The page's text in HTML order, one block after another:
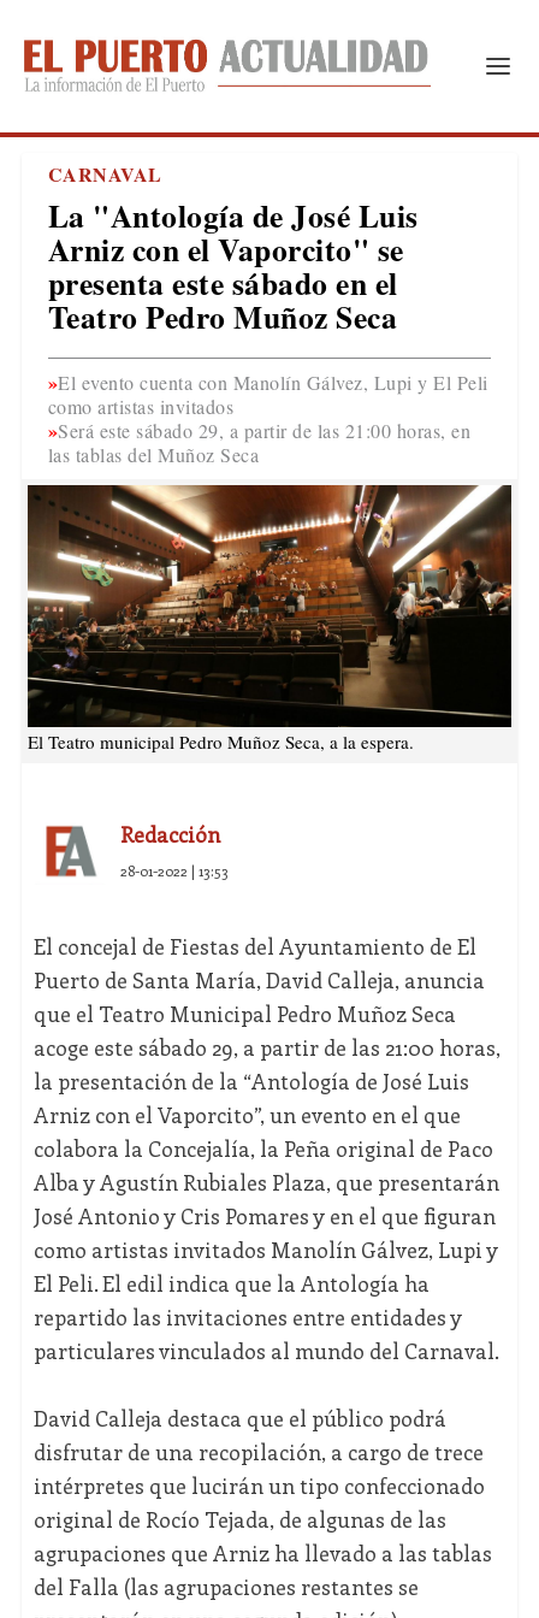
CARNAVAL
La "Antología de José Luis
Arniz con el Vaporcito" se
presenta este sábado en el
Teatro Pedro Muñoz Seca
El evento cuenta con Manolín Gálvez, Lupi y El Peli
como artistas invitados
Será este sábado 29, a partir de las 21:00 horas, en
las tablas del Muñoz Seca
El Teatro municipal Pedro Muñoz Seca, a la espera.
Redacción
28-01-2022 | 13:53
El concejal de Fiestas del Ayuntamiento de El
Puerto de Santa María, David Calleja, anuncia
que el Teatro Municipal Pedro Muñoz Seca
acoge este sábado 29, a partir de las 21:00 horas,
la presentación de la “Antología de José Luis
Arniz con el Vaporcito”, un evento en el que
colabora la Concejalía, la Peña original de Paco
Alba y Agustín Rubiales Plaza, que presentarán
José Antonio y Cris Pomares y en el que figuran
como artistas invitados Manolín Gálvez, Lupi y
El Peli. El edil indica que la Antología ha
repartido las invitaciones entre entidades y
particulares vinculados al mundo del Carnaval.
David Calleja destaca que el público podrá
disfrutar de una recopilación, a cargo de trece
intérpretes que lucirán un tipo confeccionado
original de Rocío Tejada, de algunas de las
agrupaciones que Arniz ha llevado a las tablas
del Falla (las agrupaciones restantes se